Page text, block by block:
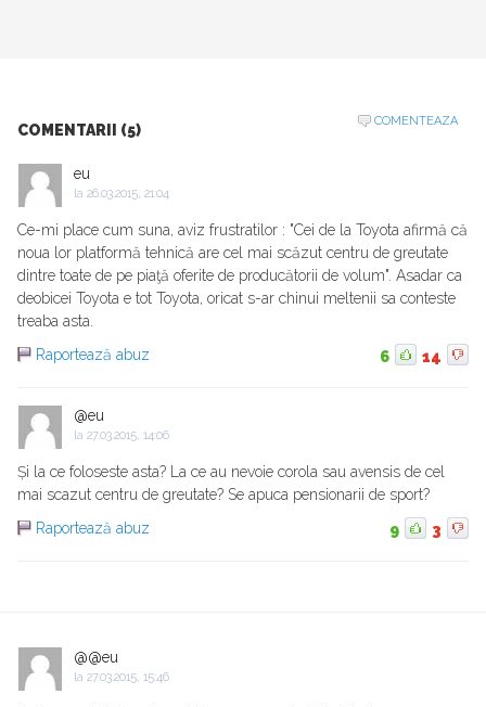
COMENTARII (5)
COMENTEAZA
eu
la 26.03.2015, 21:04
Ce-mi place cum suna, aviz frustratilor : "Cei de la Toyota afirmă că
noua lor platformă tehnică are cel mai scăzut centru de greutate
dintre toate de pe piaţă oferite de producătorii de volum". Asadar ca
deobicei Toyota e tot Toyota, oricat s-ar chinui meltenii sa conteste
treaba asta.
Raportează abuz
6 14
@eu
la 27.03.2015, 14:06
Și la ce foloseste asta? La ce au nevoie corola sau avensis de cel
mai scazut centru de greutate? Se apuca pensionarii de sport?
Raportează abuz
9 3
@@eu
la 27.03.2015, 15:46